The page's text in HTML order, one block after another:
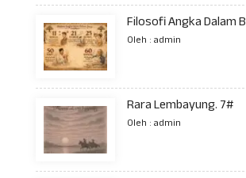
Filosofi Angka Dalam
Oleh : admin
Rara Lembayung. 7#
Oleh : admin